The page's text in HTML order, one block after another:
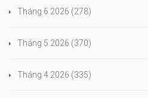
Tháng 6 2026 (278)
Tháng 5 2026 (370)
Tháng 4 2026 (335)